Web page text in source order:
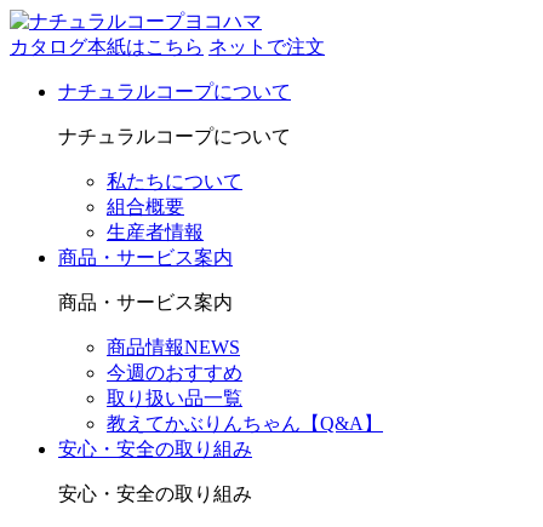
カタログ本紙はこちら ネットで注文
ナチュラルコープについて
ナチュラルコープについて
私たちについて
組合概要
生産者情報
商品・サービス案内
商品・サービス案内
商品情報NEWS
今週のおすすめ
取り扱い品一覧
教えてかぶりんちゃん【Q&A】
安心・安全の取り組み
安心・安全の取り組み